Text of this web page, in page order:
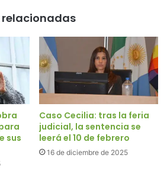
relacionadas
sus
Caso Cecilia: tras la feria
judicial, la sentencia se
leerá el 10 de febrero
16 de diciembre de 2025